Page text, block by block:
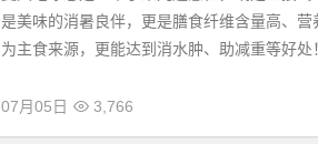
是美味的消暑良伴，更是膳食纤维含量高、
为主食来源，更能达到消水肿、助减重等好处
07月05日 3,766